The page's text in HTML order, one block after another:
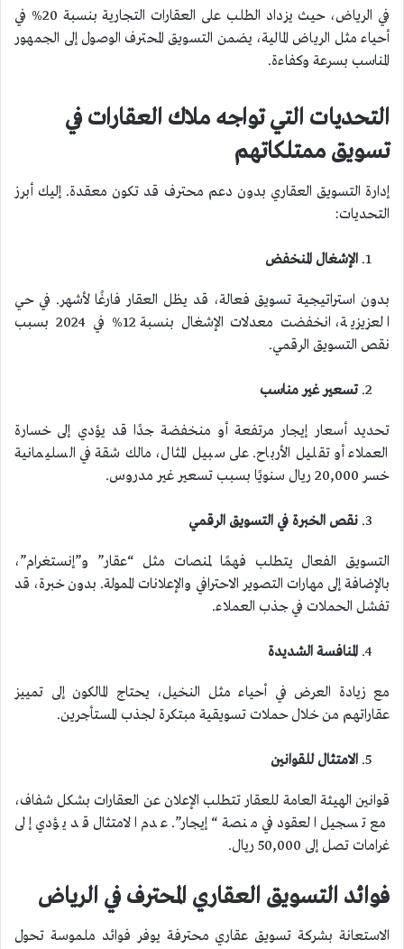
في الرياض، حيث يزداد الطلب على العقارات التجارية بنسبة 20% في
أحياء مثل الرياض المالية، يضمن التسويق المحترف الوصول إلى الجمهور
المناسب بسرعة وكفاءة.
التحديات التي تواجه ملاك العقارات في
تسويق ممتلكاتهم
إدارة التسويق العقاري بدون دعم محترف قد تكون معقدة. إليك أبرز
التحديات:
الإشغال المنخفض
بدون استراتيجية تسويق فعالة، قد يظل العقار فارغًا لأشهر. في حي
العزيزية، انخفضت معدلات الإشغال بنسبة 12% في 2024 بسبب
نقص التسويق الرقمي.
تسعير غير مناسب
تحديد أسعار إيجار مرتفعة أو منخفضة جدًا قد يؤدي إلى خسارة
العملاء أو تقليل الأرباح. على سبيل المثال، مالك شقة في السليمانية
خسر 20,000 ريال سنويًا بسبب تسعير غير مدروس.
نقص الخبرة في التسويق الرقمي
التسويق الفعال يتطلب فهمًا لمنصات مثل “عقار” و”إنستغرام”،
بالإضافة إلى مهارات التصوير الاحترافي والإعلانات الممولة. بدون خبرة، قد
تفشل الحملات في جذب العملاء.
المنافسة الشديدة
مع زيادة العرض في أحياء مثل النخيل، يحتاج المالكون إلى تمييز
عقاراتهم من خلال حملات تسويقية مبتكرة لجذب المستأجرين.
الامتثال للقوانين
قوانين الهيئة العامة للعقار تتطلب الإعلان عن العقارات بشكل شفاف،
مع تسجيل العقود في منصة “إيجار”. عدم الامتثال قد يؤدي إلى
غرامات تصل إلى 50,000 ريال.
فوائد التسويق العقاري المحترف في الرياض
الاستعانة بشركة تسويق عقاري محترفة يوفر فوائد ملموسة تحول